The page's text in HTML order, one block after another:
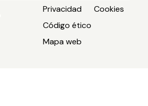
Privacidad
Cookies
Código ético
Mapa web